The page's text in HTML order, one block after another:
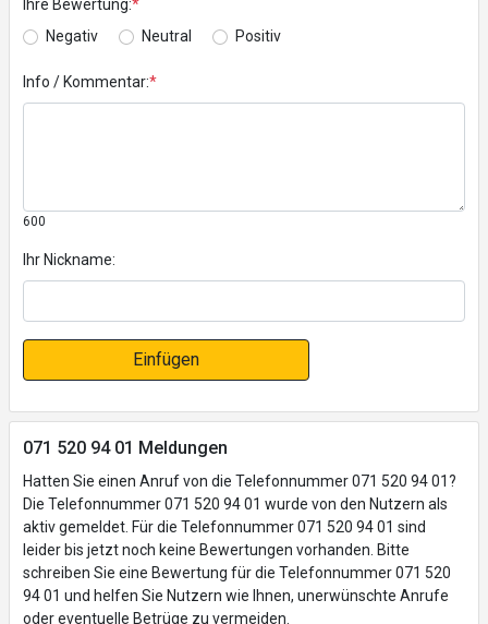
Ihre Bewertung:*
Negativ
Neutral Positiv
Info / Kommentar:*
600
Ihr Nickname:
Einfügen
071 520 94 01 Meldungen
Hatten Sie einen Anruf von die Telefonnummer 071 520 94 01?
Die Telefonnummer 071 520 94 01 wurde von den Nutzern als
aktiv gemeldet. Für die Telefonnummer 071 520 94 01 sind
leider bis jetzt noch keine Bewertungen vorhanden. Bitte
schreiben Sie eine Bewertung für die Telefonnummer 071 520
94 01 und helfen Sie Nutzern wie Ihnen, unerwünschte Anrufe
oder eventuelle Betrüge zu vermeiden.